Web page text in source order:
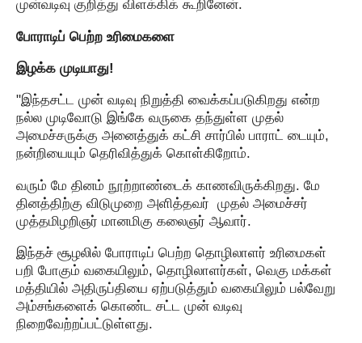
முன்வடிவு குறித்து விளக்கிக் கூறினேன்.
போராடிப் பெற்ற உரிமைகளை
இழக்க முடியாது!
"இந்தசட்ட முன் வடிவு நிறுத்தி வைக்கப்படுகிறது என்ற
நல்ல முடிவோடு இங்கே வருகை தந்துள்ள முதல்
அமைச்சருக்கு அனைத்துக் கட்சி சார்பில் பாராட் டையும்,
நன்றியையும் தெரிவித்துக் கொள்கிறோம்.
வரும் மே தினம் நூற்றாண்டைக் காணவிருக்கிறது. மே
தினத்திற்கு விடுமுறை அளித்தவர் முதல் அமைச்சர்
முத்தமிழறிஞர் மானமிகு கலைஞர் ஆவார்.
இந்தச் சூழலில் போராடிப் பெற்ற தொழிலாளர் உரிமைகள்
பறி போகும் வகையிலும், தொழிலாளர்கள், வெகு மக்கள்
மத்தியில் அதிருப்தியை ஏற்படுத்தும் வகையிலும் பல்வேறு
அம்சங்களைக் கொண்ட சட்ட முன் வடிவு
நிறைவேற்றப்பட்டுள்ளது.